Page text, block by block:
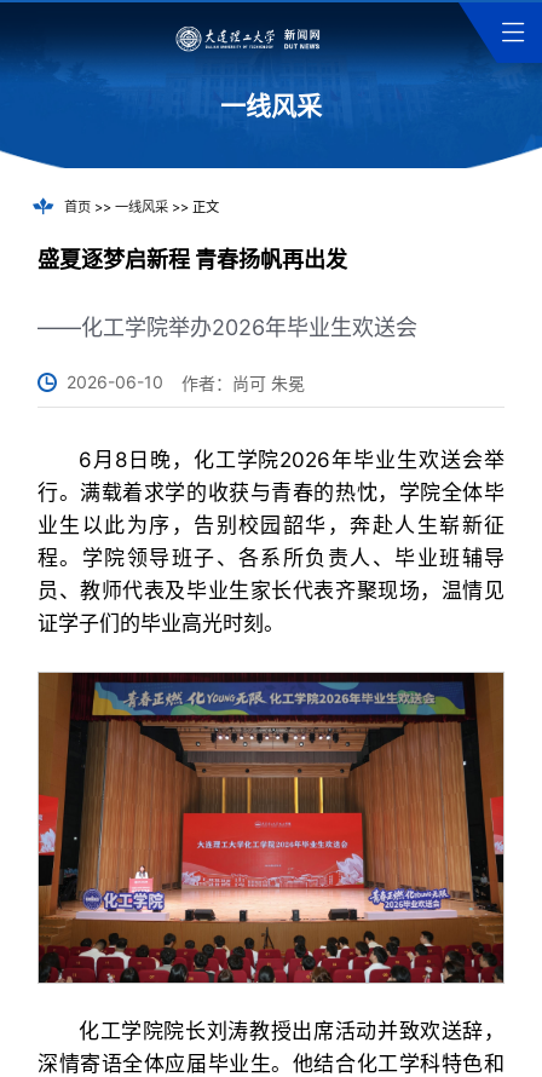
一线风采
首页>> 一线风采>> 正文
盛夏逐梦启新程 青春扬帆再出发
——化工学院举办2026年毕业生欢送会
2026-06-10 作者：尚可 朱冕
6月8日晚，化工学院2026年毕业生欢送会举
行。满载着求学的收获与青春的热忱，学院全体毕
业生以此为序，告别校园韶华，奔赴人生崭新征
程。学院领导班子、各系所负责人、毕业班辅导
员、教师代表及毕业生家长代表齐聚现场，温情见
证学子们的毕业高光时刻。
化工学院院长刘涛教授出席活动并致欢送辞，
深情寄语全体应届毕业生。他结合化工学科特色和